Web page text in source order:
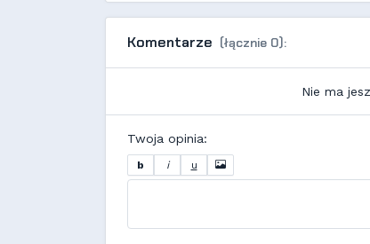
Komentarze (łącznie 0):
Nie ma
Twoja opinia:
b i u